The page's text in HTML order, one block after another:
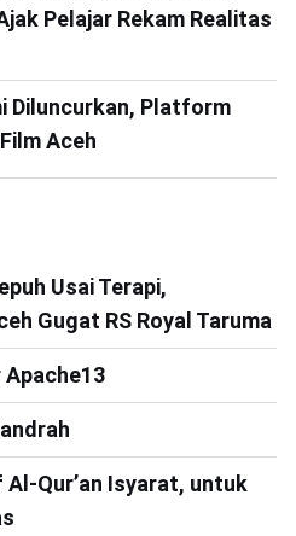
Pelajar Rekam Realitas
Diluncurkan, Platform
Aceh
Usai Terapi,
Gugat RS Royal Taruma
Apache13
Qur’an Isyarat, untuk